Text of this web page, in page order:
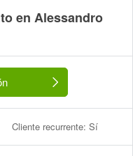
en Alessandro
Cliente recurrente: Sí